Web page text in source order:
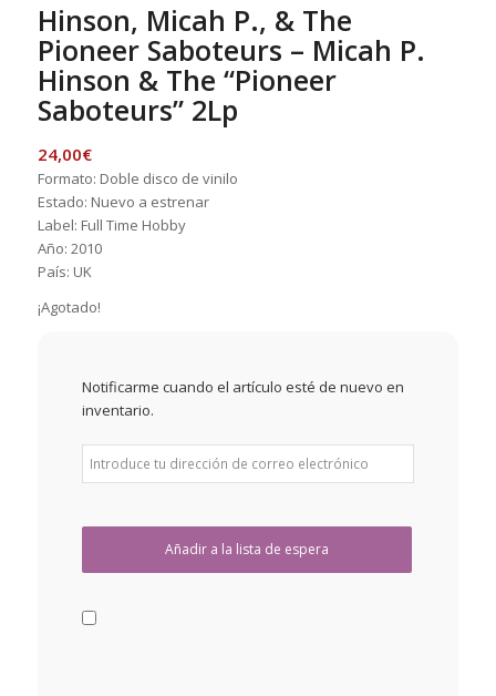
Hinson, Micah P., & The
Pioneer Saboteurs – Micah P.
Hinson & The “Pioneer
Saboteurs” 2Lp
24,00€
Formato: Doble disco de vinilo
Estado: Nuevo a estrenar
Label: Full Time Hobby
Año: 2010
País: UK
¡Agotado!
Notificarme cuando el artículo esté de nuevo en
inventario.